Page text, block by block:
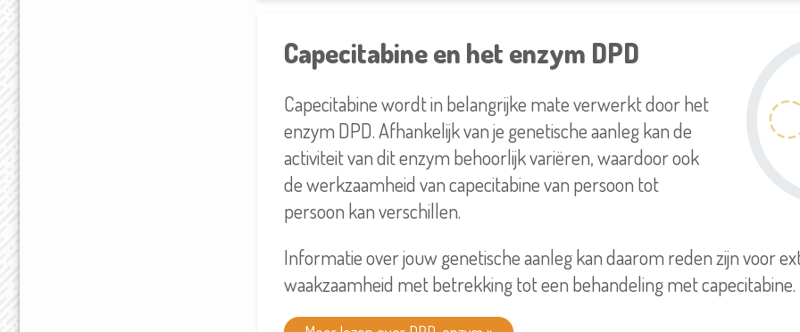
Capecitabine en het enzym DPD
Capecitabine wordt in belangrijke mate verwerkt door het
enzym DPD. Afhankelijk van je genetische aanleg kan de
activiteit van dit enzym behoorlijk variëren, waardoor ook
de werkzaamheid van capecitabine van persoon tot
persoon kan verschillen.
Informatie over jouw genetische aanleg kan daarom reden zijn voor
waakzaamheid met betrekking tot een behandeling met capecitabine.